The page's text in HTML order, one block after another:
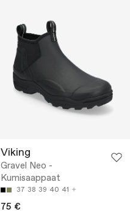
Viking
Gravel Neo -
Kumisaappaat
37 38 39 40 41
75 €